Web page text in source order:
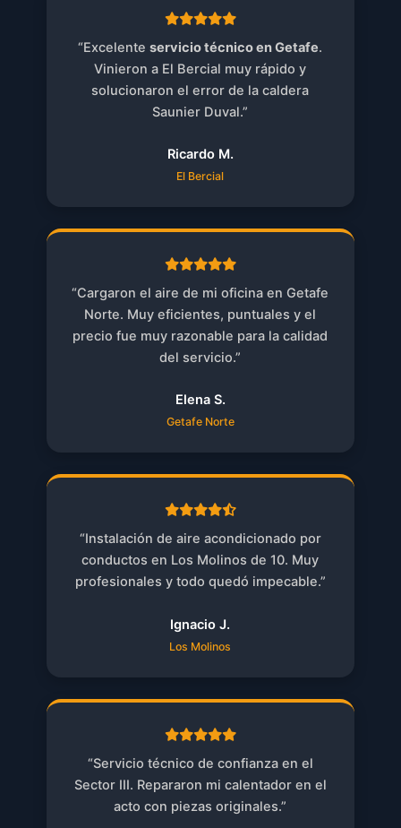
“Excelenteservicio técnico en Getafe.
Vinieron a El Bercial muy rápido y
solucionaron el error de la caldera
Saunier Duval.”
Ricardo M.
El Bercial
“Cargaron el aire de mi oficina en Getafe
Norte. Muy eficientes, puntuales y el
precio fue muy razonable para la calidad
del servicio.”
Elena S.
Getafe Norte
“Instalación de aire acondicionado por
conductos en Los Molinos de 10. Muy
profesionales y todo quedó impecable.”
Ignacio J.
Los Molinos
“Servicio técnico de confianza en el
Sector III. Repararon mi calentador en el
acto con piezas originales.”